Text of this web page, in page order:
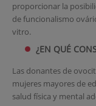
proporcionar la
de funcionalismo
vitro.
¿EN QUÉ
Las donantes de
mujeres mayores de
salud física y mental